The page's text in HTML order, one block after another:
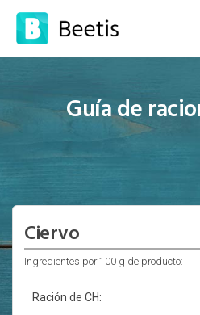
Guía de
Ciervo
Ingredientes por 100 g de producto:
Ración de CH: